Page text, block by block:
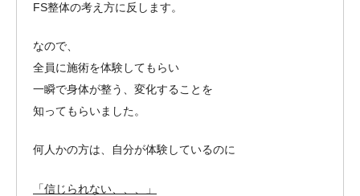
FS整体の考え方に反します。
なので、
全員に施術を体験してもらい
一瞬で身体が整う、変化することを
知ってもらいました。
何人かの方は、自分が体験しているのに
「信じられない、、、」